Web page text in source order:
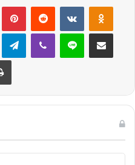
PinterestReddit VKontakte
TelegramViber Line E-Posta ile
Yazdır